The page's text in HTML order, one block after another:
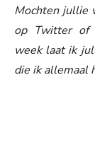
Mochten jullie
op Twitter of
week laat ik
die ik allemaal